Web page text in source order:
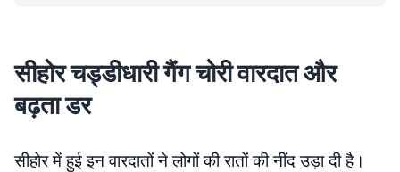
सीहोर चड्डीधारी गैंग चोरी वारदात और
बढ़ता डर
सीहोर में हुई इन वारदातों ने लोगों की रातों की नींद उड़ा दी है।